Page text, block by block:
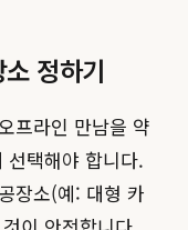
정하기
프라인 만남을 약
택해야 합니다.
장소(예: 대형 카